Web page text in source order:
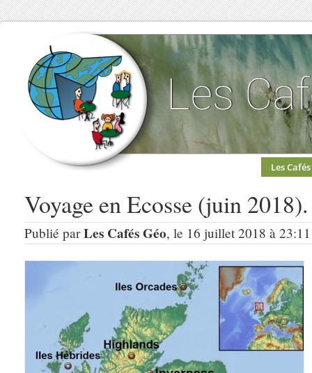
Les Cafés
Voyage en Ecosse (juin 2018).
Publié parLes Cafés Géo, le 16 juillet 2018 à